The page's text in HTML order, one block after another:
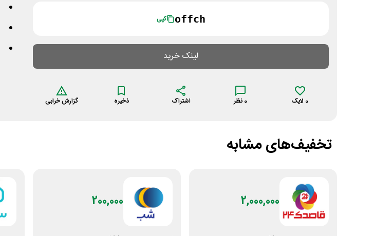
offch کپی
لینک خرید
0 لایک 0 نظر اشتراک ذخیره گزارش خرابی
تخفیف‌های مشابه
2,000,000
200,000